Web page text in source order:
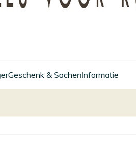
Geschenk & SachenInformatie